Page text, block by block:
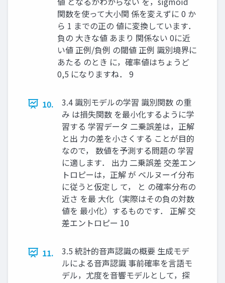
関数を使って大小関 係を変えずに 0 か
ら 1 までの正の 値に変換しています．
負の 大きな値 あまり 関係ない 0に近
い値 正例/負例 の閾値 正例 識別境界に
あたる のとき に，確率値はちょうど
0,5 になりますね． 9
10.
3.4 識別モデルの学習 識別関数 の重
み は損失関数 を最小化するように学
習する 学習データ 二乗誤差は，正解
と出 力の差を小さくする ことが目的
なので， 数値を予測する問題の 学習
に適します． 出力 二乗誤差 交差エン
トロピーは，正解 が ベルヌーイ分布
に従うと仮定し て， と の確率分布の
近さ を最 大化（実際はその負の対数
値を 最小化）するものです． 正解 交
差エントロピー 10
11.
3.5 統計的音声認識の概要 生成モデ
ルによる音声認識 事前確率を言語モ
デル，尤度を音響モデルとして，探